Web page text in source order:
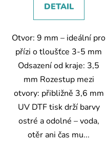
DETAIL
Otvor: 9 mm – ideální pro
přízi o tloušťce 3-5 mm
Odsazení od kraje: 3,5
mm Rozestup mezi
otvory: přibližně 3,6 mm
UV DTF tisk drží barvy
ostré a odolné – voda,
otěr ani čas mu...